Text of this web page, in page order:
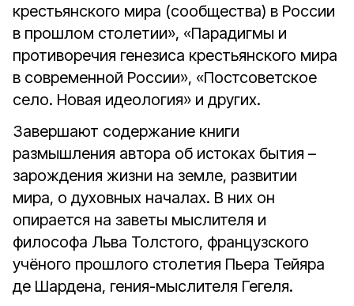
крестьянского мира (сообщества) в России
в прошлом столетии», «Парадигмы и
противоречия генезиса крестьянского мира
в современной России», «Постсоветское
село. Новая идеология» и других.
Завершают содержание книги
размышления автора об истоках бытия –
зарождения жизни на земле, развитии
мира, о духовных началах. В них он
опирается на заветы мыслителя и
философа Льва Толстого, французского
учёного прошлого столетия Пьера Тейяра
де Шардена, гения-мыслителя Гегеля.